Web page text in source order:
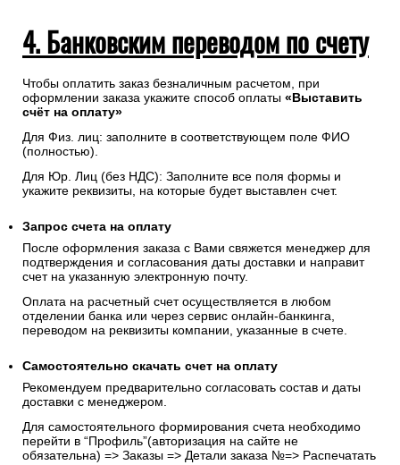
4. Банковским переводом по счету
Чтобы оплатить заказ безналичным расчетом, при
оформлении заказа укажите способ оплаты «Выставить
счёт на оплату»
Для Физ. лиц: заполните в соответствующем поле ФИО
(полностью).
Для Юр. Лиц (без НДС): Заполните все поля формы и
укажите реквизиты, на которые будет выставлен счет.
Запрос счета на оплату
После оформления заказа с Вами свяжется менеджер для
подтверждения и согласования даты доставки и направит
счет на указанную электронную почту.
Оплата на расчетный счет осуществляется в любом
отделении банка или через сервис онлайн-банкинга,
переводом на реквизиты компании, указанные в счете.
Самостоятельно скачать счет на оплату
Рекомендуем предварительно согласовать состав и даты
доставки с менеджером.
Для самостоятельного формирования счета необходимо
перейти в “Профиль”(авторизация на сайте не
обязательна) => Заказы => Детали заказа №=> Распечатать